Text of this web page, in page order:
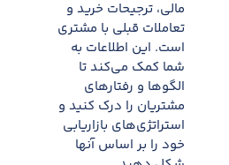
مالی، ترجیحات خرید و
تعاملات قبلی با مشتری
است. این اطلاعات به
شما کمک می‌کند تا
الگوها و رفتارهای
مشتریان را درک کنید و
استراتژی‌های بازاریابی
خود را بر اساس آنها